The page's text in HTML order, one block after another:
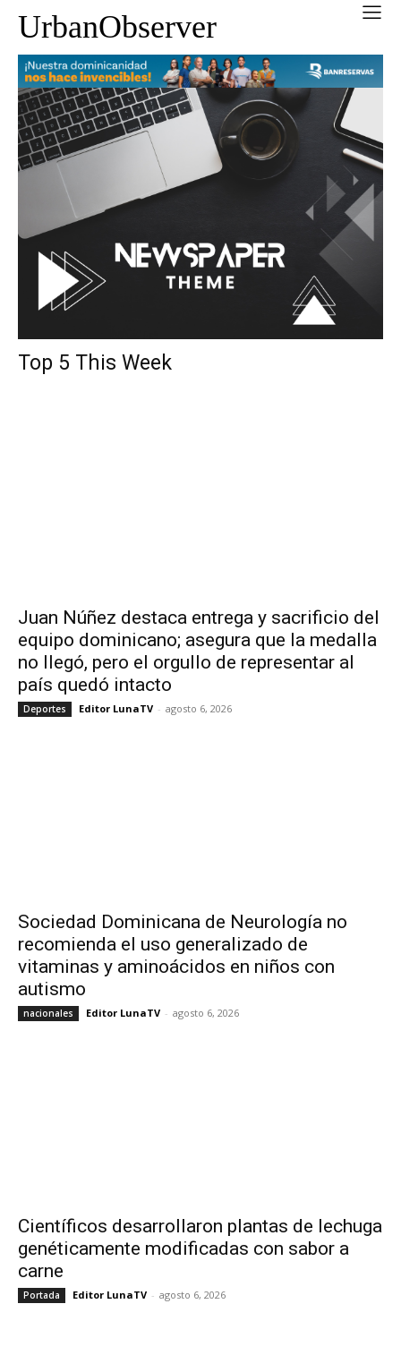
UrbanObserver
Top 5 This Week
Juan Núñez destaca entrega y sacrificio del
equipo dominicano; asegura que la medalla
no llegó, pero el orgullo de representar al
país quedó intacto
Deportes Editor LunaTV - agosto 6, 2026
Sociedad Dominicana de Neurología no
recomienda el uso generalizado de
vitaminas y aminoácidos en niños con
autismo
nacionales Editor LunaTV - agosto 6, 2026
Científicos desarrollaron plantas de lechuga
genéticamente modificadas con sabor a
carne
Portada Editor LunaTV - agosto 6, 2026